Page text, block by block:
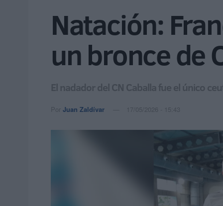
Natación:
un bronce de
El nadador del CN Caballa fue el único
Por Juan Zaldívar 17/05/2026 - 15:43